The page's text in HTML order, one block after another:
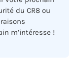
du CR8 ou
m’intéresse !